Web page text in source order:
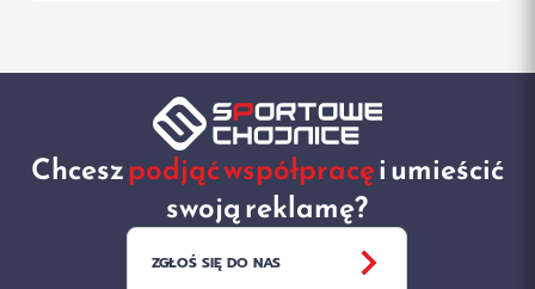
Chceszpodjąć współpracęi umieścić
swoją reklamę?
ZGŁOŚ SIĘ DO NAS